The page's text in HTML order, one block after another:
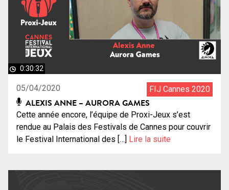
0:30:32
05/04/2020 FIJ Cannes 2020
ALEXIS ANNE – AURORA GAMES
Cette année encore, l’équipe de Proxi-Jeux s’est
rendue au Palais des Festivals de Cannes pour couvrir
le Festival International des […] Lire la suite